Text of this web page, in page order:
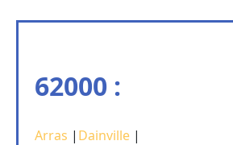
62000 :
Arras | Dainville |